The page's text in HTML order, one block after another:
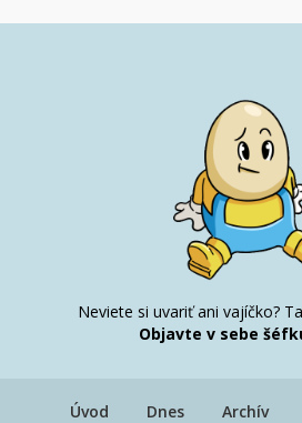
Neviete si uvariť ani vajíčko?
Objavte v sebe
Úvod Dnes Archív